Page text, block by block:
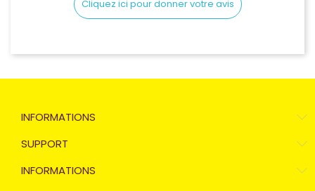
Cliquez ici pour donner votre avis
INFORMATIONS
SUPPORT
INFORMATIONS